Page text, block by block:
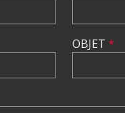
OBJET *